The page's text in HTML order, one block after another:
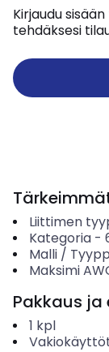
Kirjaudu
tehdäksesi
Liittimen
Kategoria-
Malli /
Maksimi
Pakkaus ja
1 kpl